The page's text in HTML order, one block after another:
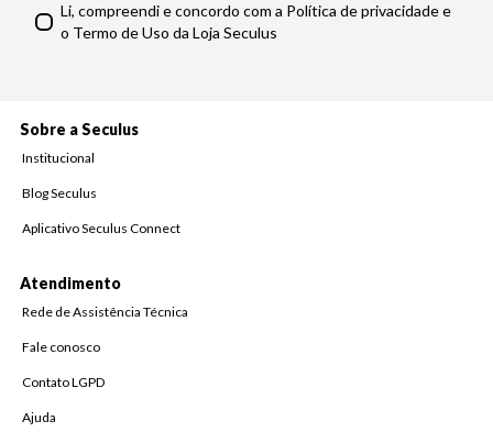
Li, compreendi e concordo com a Política de privacidade e
o Termo de Uso da Loja Seculus
Sobre a Seculus
Institucional
Blog Seculus
Aplicativo Seculus Connect
Atendimento
Rede de Assistência Técnica
Fale conosco
Contato LGPD
Ajuda